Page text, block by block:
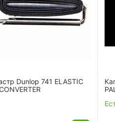
Dunlop 741 ELASTIC